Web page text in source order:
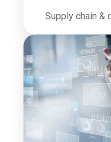
Supply chain &